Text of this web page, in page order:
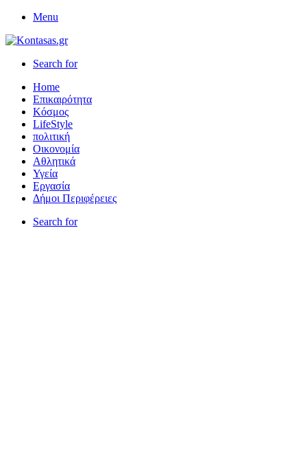
Menu
Search for
Home
Επικαιρότητα
Κόσμος
LifeStyle
πολιτική
Οικονομία
Αθλητικά
Υγεία
Εργασία
Δήμοι Περιφέρειες
Search for